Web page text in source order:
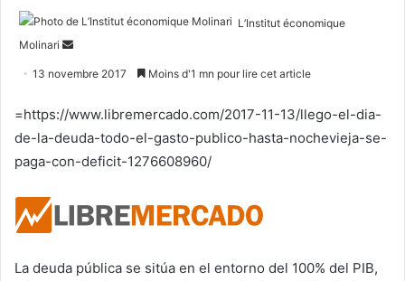
L’Institut économique
Molinari
Envoyer
13 novembre 2017 Moins d'1 mn pour lire cet article
=https://www.libremercado.com/2017-11-13/llego-el-dia-
de-la-deuda-todo-el-gasto-publico-hasta-nochevieja-se-
paga-con-deficit-1276608960/
La deuda pública se sitúa en el entorno del 100% del PIB,